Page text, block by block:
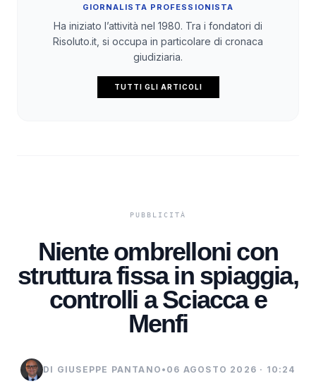
GIORNALISTA PROFESSIONISTA
Ha iniziato l’attività nel 1980. Tra i fondatori di
Risoluto.it, si occupa in particolare di cronaca
giudiziaria.
TUTTI GLI ARTICOLI
Niente ombrelloni con
struttura fissa in spiaggia,
controlli a Sciacca e
Menfi
DI GIUSEPPE PANTANO • 06 AGOSTO 2026 · 10:24